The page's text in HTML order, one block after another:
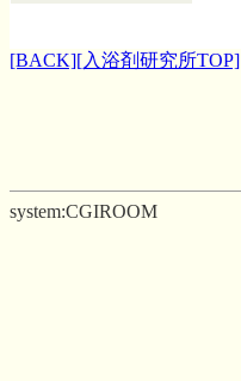
[BACK][入浴剤研究所TOP]
system:CGIROOM